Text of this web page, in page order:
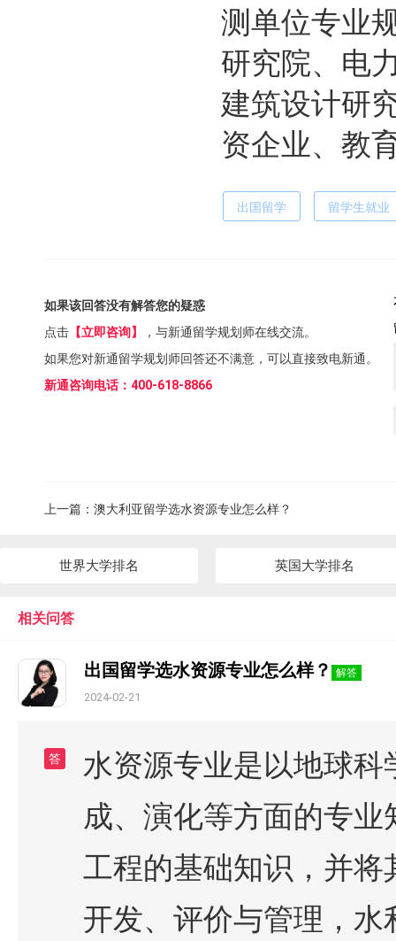
测单位专业
研究院、电
建筑设计研
资企业、教
出国留学 留学生就业
如果该回答没有解答您的疑惑
点击 【立即咨询】
，与新通留学规划师在线交流。
如果您对新通留学规划师回答还不满意，可以直接致电新通。
新通咨询电话：400-618-8866
上一篇： 澳大利亚留学选水资源专业怎么样？
世界大学排名 英国大学排名
相关问答
出国留学选水资源专业怎么样？ 解答
2024-02-21
答
水资源专业是以地球
成、演化等方面的专
工程的基础知识，并
开发、评价与管理，